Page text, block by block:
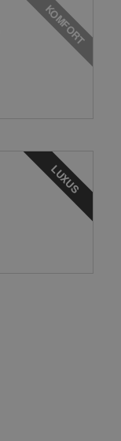
KOMFORT
LUXUS